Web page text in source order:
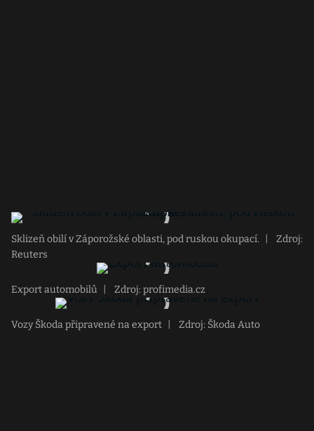
Sklizeň obilí v Záporožské oblasti, pod ruskou okupací.
Zdroj:
Reuters
Export automobilů Zdroj: profimedia.cz
Vozy Škoda připravené na export Zdroj: Škoda Auto